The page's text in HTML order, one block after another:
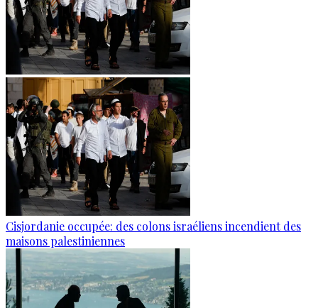
Cisjordanie occupée: des colons israéliens incendient des
maisons palestiniennes